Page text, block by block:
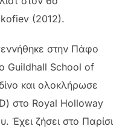
(2012).
στην Πάφο
Guildhall School of
και ολοκλήρωσε
στο Royal Holloway
Έχει ζήσει στο Παρίσι